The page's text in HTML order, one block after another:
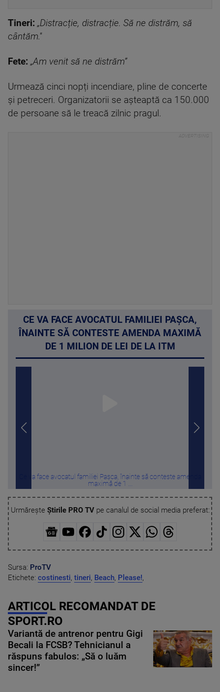
Tineri: „Distracție, distracție. Să ne distrăm, să
cântăm.''
Fete: „Am venit să ne distrăm”
Urmează cinci nopți incendiare, pline de concerte
și petreceri. Organizatorii se așteaptă ca 150.000
de persoane să le treacă zilnic pragul.
CE VA FACE AVOCATUL FAMILIEI PAȘCA,
ÎNAINTE SĂ CONTESTE AMENDA MAXIMĂ
DE 1 MILION DE LEI DE LA ITM
Ce va face avocatul familiei Pașca, înainte să conteste amenda
maximă de 1 ...
Urmărește Știrile PRO TVpe canalul de social media preferat:
Sursa: ProTV
Etichete: costinesti, tineri, Beach, Please!,
ARTICOL RECOMANDAT DE
SPORT.RO
Variantă de antrenor pentru Gigi
Becali la FCSB? Tehnicianul a
răspuns fabulos: „Să o luăm
sincer!”